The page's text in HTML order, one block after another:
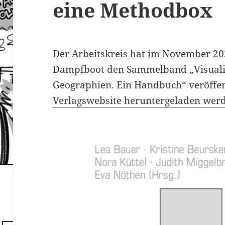
eine Methodbox
Der Arbeitskreis hat im November
Dampfboot den Sammelband
Geographien. Ein Handbuch“
Verlagswebsite heruntergeladen